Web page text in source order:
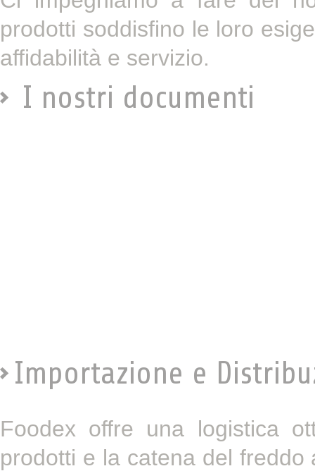
prodotti soddisfino le loro
affidabilità e servizio.
I nostri documenti
Importazione e
Foodex offre una logistica
prodotti e la catena del